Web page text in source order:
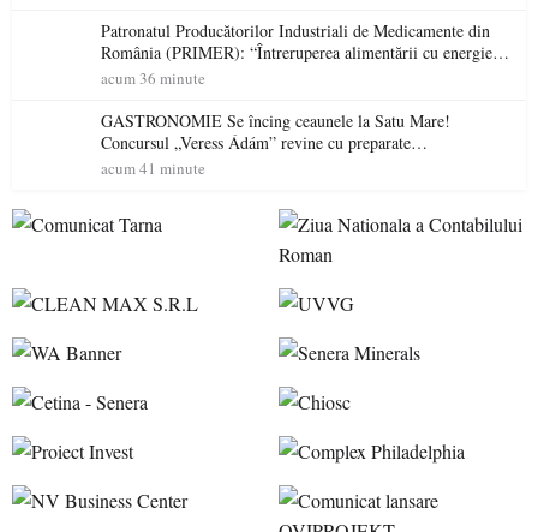
Patronatul Producătorilor Industriali de Medicamente din
România (PRIMER): “Întreruperea alimentării cu energie
electrică a fabricilor de medicamente va pune în pericol
acum 36 minute
GASTRONOMIE Se încing ceaunele la Satu Mare!
Concursul „Veress Ádám” revine cu preparate
spectaculoase, premii și un jurat de renume
acum 41 minute